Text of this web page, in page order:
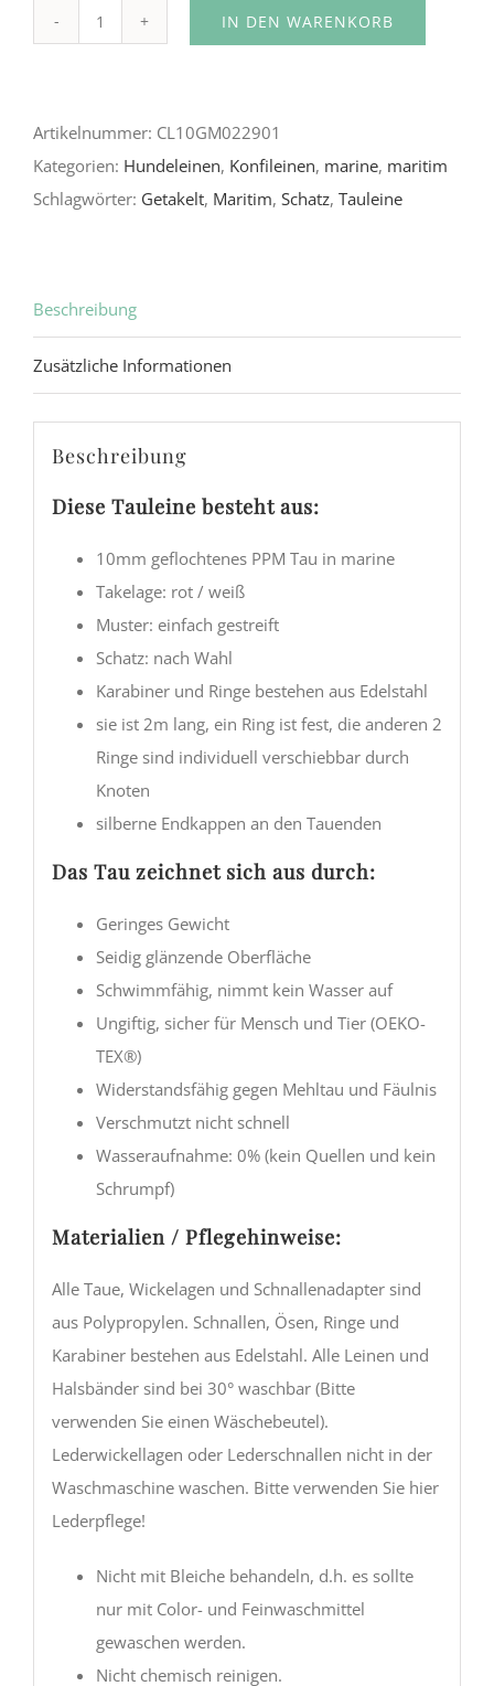
IN DEN WARENKORB
Artikelnummer: CL10GM022901
Kategorien: Hundeleinen, Konfileinen, marine, maritim
Schlagwörter: Getakelt, Maritim, Schatz, Tauleine
Beschreibung
Zusätzliche Informationen
Beschreibung
Diese Tauleine besteht aus:
10mm geflochtenes PPM Tau in marine
Takelage: rot / weiß
Muster: einfach gestreift
Schatz: nach Wahl
Karabiner und Ringe bestehen aus Edelstahl
sie ist 2m lang, ein Ring ist fest, die anderen 2
Ringe sind individuell verschiebbar durch
Knoten
silberne Endkappen an den Tauenden
Das Tau zeichnet sich aus durch:
Geringes Gewicht
Seidig glänzende Oberfläche
Schwimmfähig, nimmt kein Wasser auf
Ungiftig, sicher für Mensch und Tier (OEKO-
TEX®)
Widerstandsfähig gegen Mehltau und Fäulnis
Verschmutzt nicht schnell
Wasseraufnahme: 0% (kein Quellen und kein
Schrumpf)
Materialien / Pflegehinweise:
Alle Taue, Wickelagen und Schnallenadapter sind
aus Polypropylen. Schnallen, Ösen, Ringe und
Karabiner bestehen aus Edelstahl. Alle Leinen und
Halsbänder sind bei 30° waschbar (Bitte
verwenden Sie einen Wäschebeutel).
Lederwickellagen oder Lederschnallen nicht in der
Waschmaschine waschen. Bitte verwenden Sie hier
Lederpflege!
Nicht mit Bleiche behandeln, d.h. es sollte
nur mit Color- und Feinwaschmittel
gewaschen werden.
Nicht chemisch reinigen.